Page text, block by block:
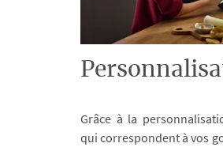
Grâce à la
qui correspondent à vos